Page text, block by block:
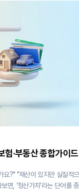
죠. 개인회생에서는
. 먼저 금지명령이 인용되면
리고 개시결정이 나오면 인
험·부동산 종합가이드
요?" "재산이 있지만 실질적